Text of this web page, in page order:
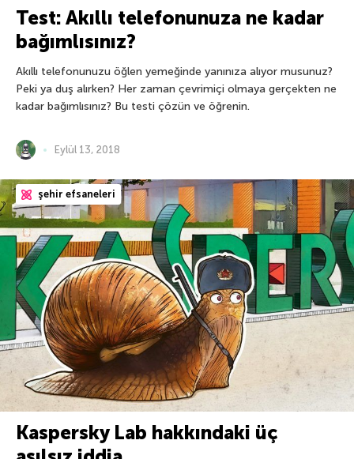
Test: Akıllı telefonunuza ne kadar
bağımlısınız?
Akıllı telefonunuzu öğlen yemeğinde yanınıza alıyor musunuz?
Peki ya duş alırken? Her zaman çevrimiçi olmaya gerçekten ne
kadar bağımlısınız? Bu testi çözün ve öğrenin.
Eylül 13, 2018
şehir efsaneleri
Kaspersky Lab hakkındaki üç